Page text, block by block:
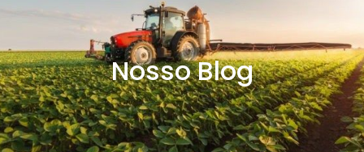
Nosso Blog